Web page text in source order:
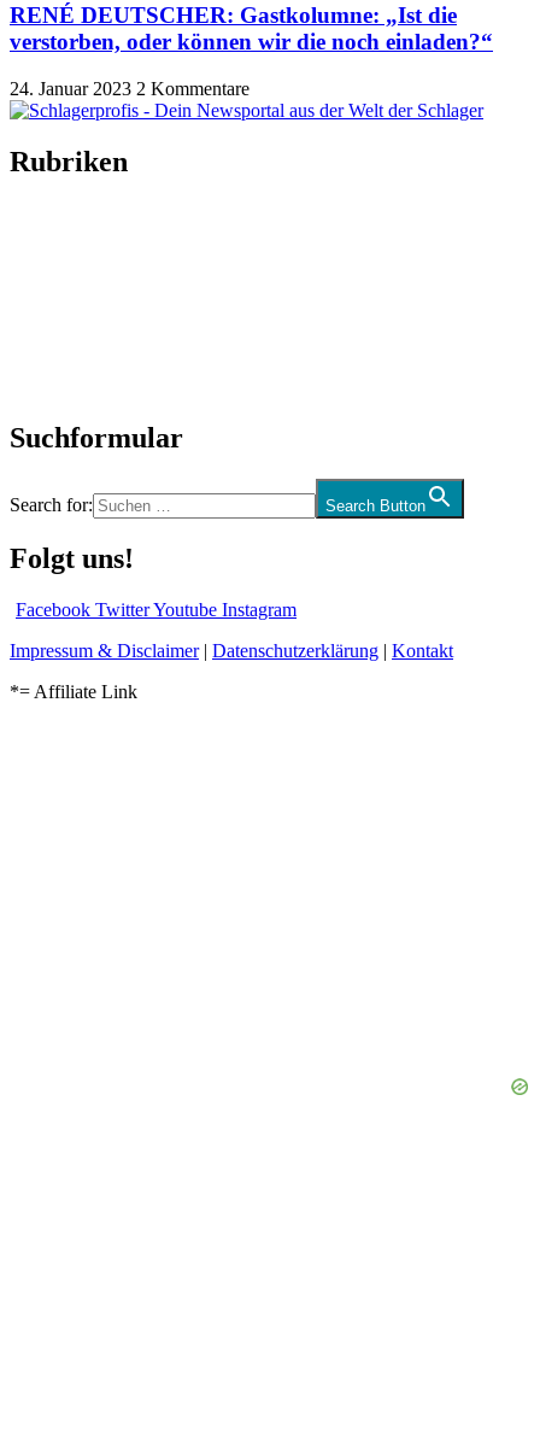
RENÉ DEUTSCHER: Gastkolumne: „Ist die
verstorben, oder können wir die noch einladen?“
24. Januar 2023 2 Kommentare
Rubriken
Suchformular
Search for: Search Button
Folgt uns!
Facebook TwitterYoutube Instagram
Impressum & Disclaimer| Datenschutzerklärung | Kontakt
*= Affiliate Link